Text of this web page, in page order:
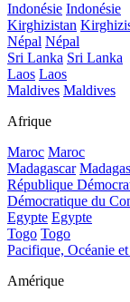
Indonésie Indonésie
Kirghizistan
Népal Népal
Sri Lanka Sri Lanka
Laos Laos
Maldives Maldives
Afrique
Maroc Maroc
Madagascar
République
Démocratique du
Egypte Egypte
Togo Togo
Pacifique, Océanie
Amérique